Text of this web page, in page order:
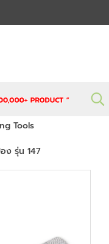
Tools
ง รุ่น 147